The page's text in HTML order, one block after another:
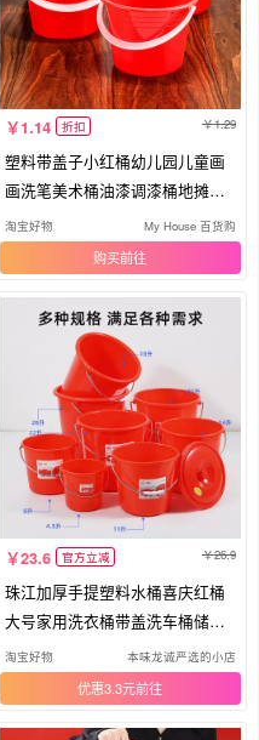
1.14 折扣 1.29
塑料带盖子小红桶幼儿园儿童画
画洗笔美术桶油漆调漆桶地摊摆
摊桶
淘宝好物 My House 百货购
购买
23.6 官方立减 26.9
珠江加厚手提塑料水桶喜庆红桶
大号家用洗衣桶带盖洗车桶储水
桶
淘宝好物 本味龙诚严选的小店
优惠3.3元